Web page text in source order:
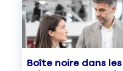
Boîte noire dans les